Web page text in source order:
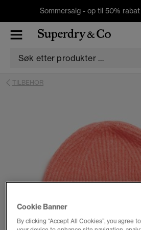
Sommersalg - op til 50%
TILBEHOR
Cookie Banner
By clicking “Accept All Cookies”, you agree